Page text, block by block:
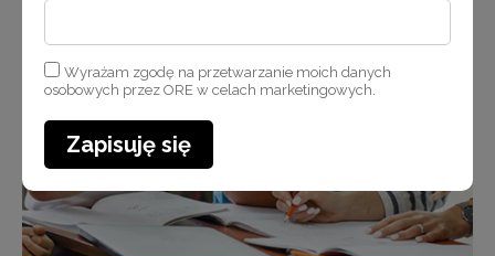
Wyrażam zgodę na przetwarzanie moich danych
osobowych przez ORE w celach marketingowych.
Zapisuję się